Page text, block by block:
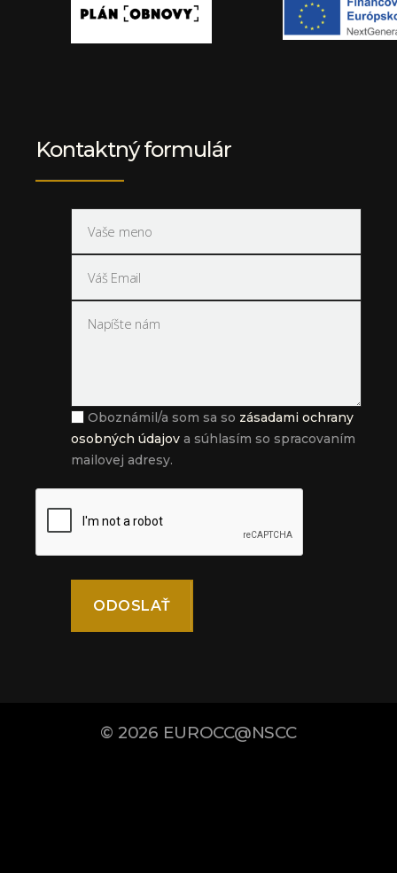
Kontaktný formulár
Oboznámil/a som sa so zásadami ochrany
osobných údajov a súhlasím so spracovaním
mailovej adresy.
© 2026 EUROCC@NSCC